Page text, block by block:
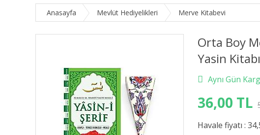
Anasayfa Mevlüt Hediyelikleri Merve Kitabevi
Orta Boy
Yasin
36,00 TL
Havale fiyatı :